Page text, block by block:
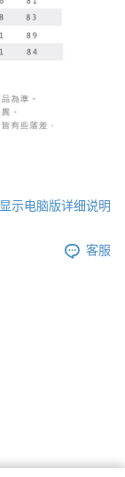
显示电脑版详细说明
客服